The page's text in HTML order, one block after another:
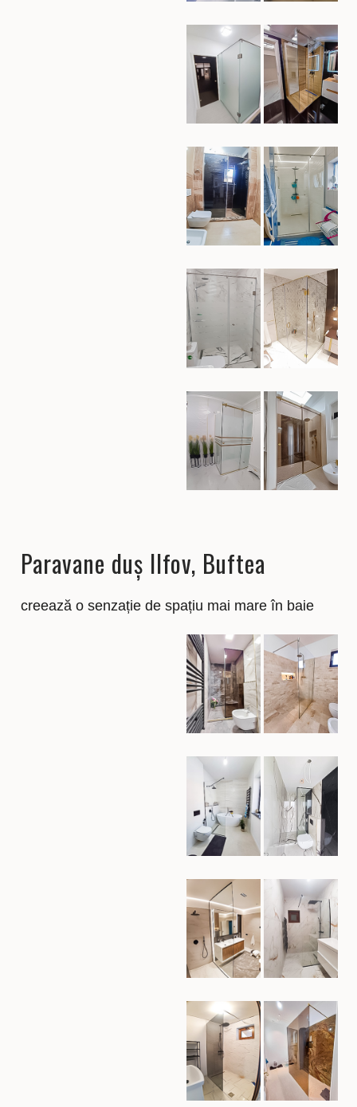
Paravane duș Ilfov, Buftea
creează o senzație de spațiu mai mare în baie